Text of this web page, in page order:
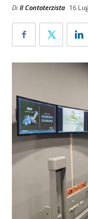
Di Il Contoterzista 16